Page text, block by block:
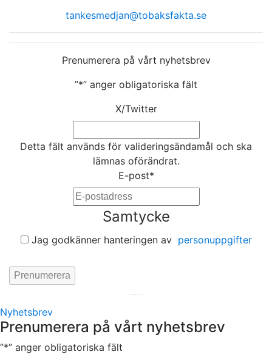
tankesmedjan@tobaksfakta.se
Prenumerera på vårt nyhetsbrev
”*” anger obligatoriska fält
X/Twitter
Detta fält används för valideringsändamål och ska
lämnas oförändrat.
E-post*
Samtycke
Jag godkänner hanteringen av personuppgifter
Nyhetsbrev
Prenumerera på vårt nyhetsbrev
”*” anger obligatoriska fält